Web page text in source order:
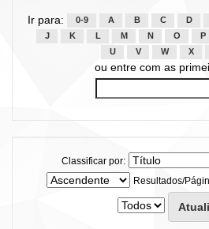
Ir para: 0-9 A B C D
J
K L M N O P
U
V W X
ou entre com as
Classificar por:
Resultados/